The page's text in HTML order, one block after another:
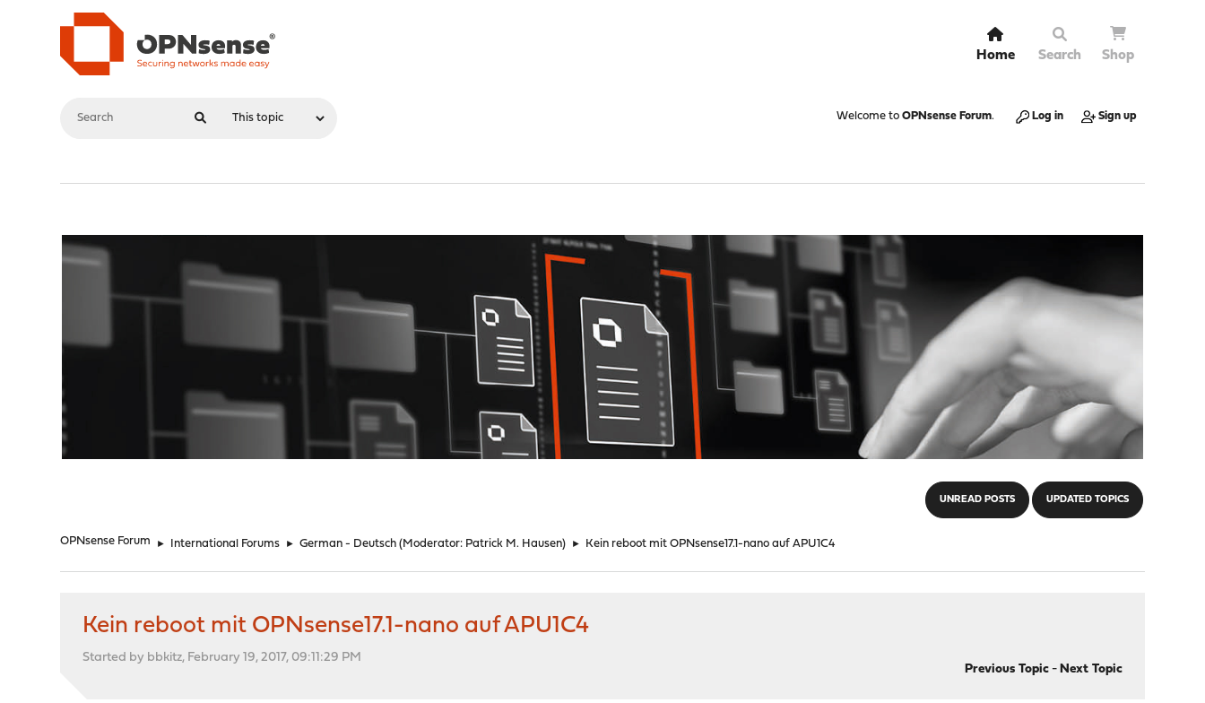
Home Search Shop
Welcome to OPNsense Forum. Log in Sign up
UNREAD POSTS UPDATED TOPICS
OPNsense Forum ► International Forums ► German - Deutsch (Moderator: Patrick M. Hausen) ► Kein reboot mit OPNsense17.1-nano auf APU1C4
Kein reboot mit OPNsense17.1-nano auf APU1C4
Started by bbkitz, February 19, 2017, 09:11:29 PM
Previous Topic- Next Topic